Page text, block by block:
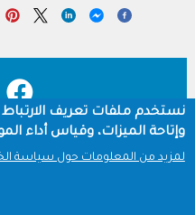
Footer
نستخدم ملفات تعريف الارتباط
وإتاحة الميزات، وقياس أداء
لمزيد من المعلومات حول سياسة